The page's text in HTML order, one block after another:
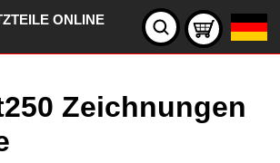
ONLINE
Zeichnungen